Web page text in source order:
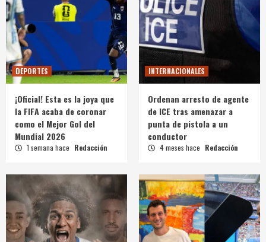
DEPORTES
¡Oficial! Esta es la joya que
la FIFA acaba de coronar
como el Mejor Gol del
Mundial 2026
1 semana hace Redacción
INTERNACIONALES
Ordenan arresto de agente
de ICE tras amenazar a
punta de pistola a un
conductor
4 meses hace Redacción